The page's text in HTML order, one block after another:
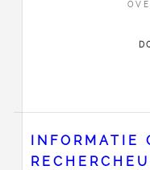
INFORMATIE